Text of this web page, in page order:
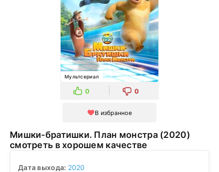
Мультсериал
0 0
В избранное
Мишки-братишки. План монстра (2020)
смотреть в хорошем качестве
Дата выхода: 2020